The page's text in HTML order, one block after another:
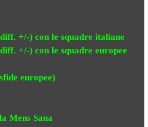
+/-) con le squadre italiane
+/-) con le squadre europee
europee)
Mens Sana